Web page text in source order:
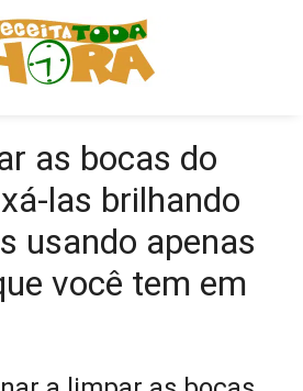
as bocas do
las brilhando
usando apenas
você tem em